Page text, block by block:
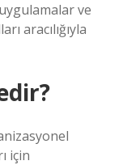
ve
aracılığıyla
için